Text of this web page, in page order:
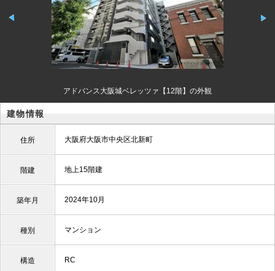
アドバンス大阪城ベレッツァ【12階】の外観
建物情報
住所 大阪府大阪市中央区北新町
階建 地上15階建
築年月 2024年10月
種別 マンション
構造 RC